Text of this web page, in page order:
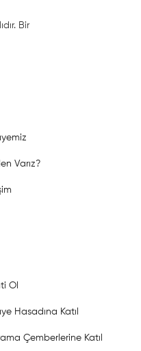
Bir
Varız?
Ol
Hasadına Katıl
Çemberlerine Katıl